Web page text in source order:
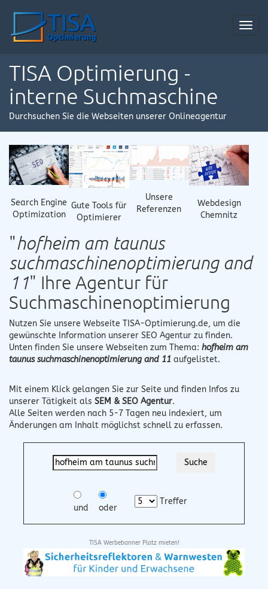
TISA Optimierung -
interne Suchmaschine
Durchsuchen Sie die Webseiten unserer Onlineagentur
Search Engine
Optimization
Gute Tools für
Optimierer
Unsere
Referenzen
Webdesign
Chemnitz
"hofheim am taunus
suchmaschinenoptimierung and
11" Ihre Agentur für
Suchmaschinenoptimierung
Nutzen Sie unsere Webseite TISA-Optimierung.de, um die
gewünschte Information unserer SEO Agentur zu finden.
Unten finden Sie unsere Webseiten zum Thema: hofheim am
taunus suchmaschinenoptimierung and 11 aufgelistet.
Mit einem Klick gelangen Sie zur Seite und finden Infos zu
unserer Tätigkeit als SEM & SEO Agentur.
Alle Seiten werden nach 5-7 Tagen neu indexiert, um
Änderungen am Inhalt möglichst schnell zu erfassen.
und oder
Treffer
TISA Werbebanner Platz mieten!